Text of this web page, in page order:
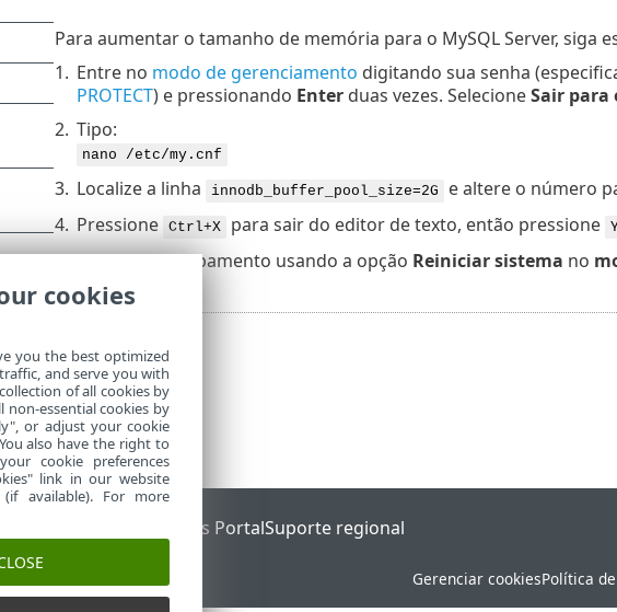
Para aumentar o tamanho de memória para o MySQL Server, siga
1. Entre no modo de gerenciamento digitando sua senha
PROTECT) e pressionando Enterduas vezes. SelecioneSair
2. Tipo:
nano /etc/my.cnf
3. Localize a linha innodb_buffer_pool_size=2G e altere o número
4. Pressione Ctrl+X para sair do editor de texto, então pressione
5. Reinicie o equipamento usando a opção Reiniciar sistema no
ESET Status PortalSuporte regional
reservados. Gerenciar cookiesPolítica
cookies
you the best optimized
and serve you with
of all cookies by
non-essential cookies by
or adjust your cookie
also have the right to
cookie preferences
link in our website
available). For more